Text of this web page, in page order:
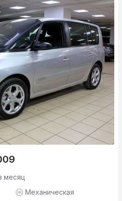
месяц
Механическая